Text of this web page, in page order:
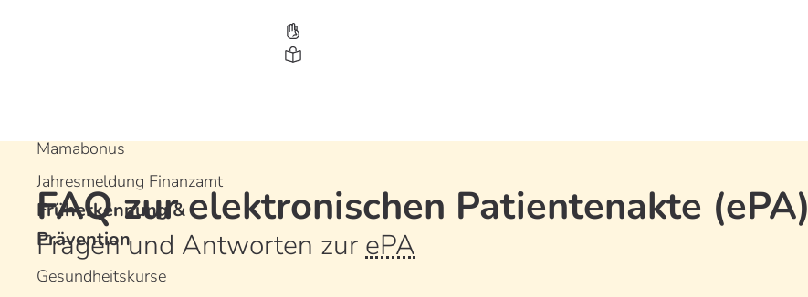
Mamabonus
Jahresmeldung Finanzamt
Früherkennung &
Prävention
Gesundheitskurse
FAQ zur elektronischen Patientenakte (ePA)
Fragen und Antworten zur ePA